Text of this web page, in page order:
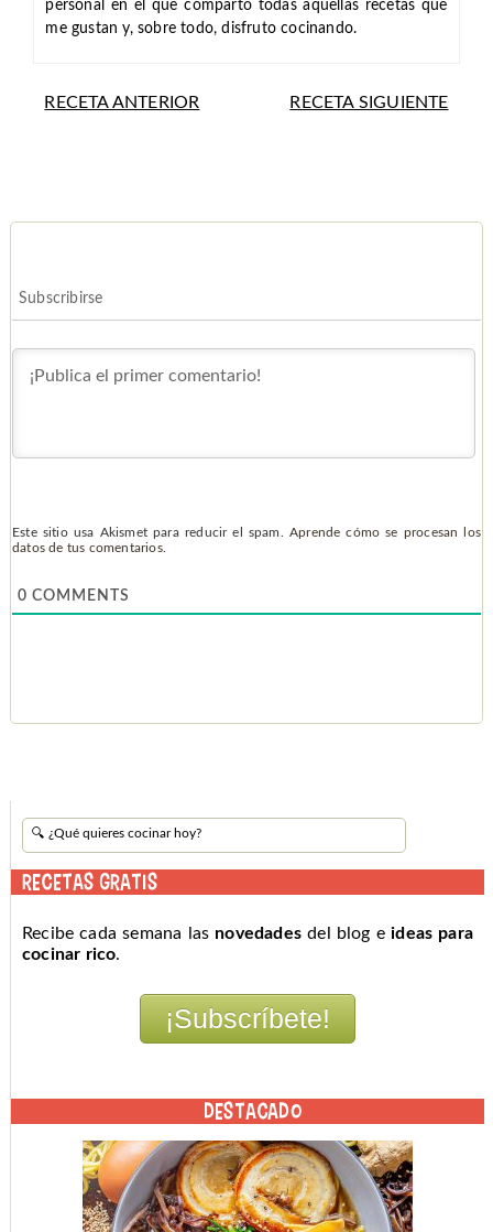
personal en el que comparto todas aquellas recetas que
me gustan y, sobre todo, disfruto cocinando.
RECETA ANTERIOR RECETA SIGUIENTE
Subscribirse
Este sitio usa Akismet para reducir el spam. Aprende cómo se procesan los
datos de tus comentarios.
0 COMMENTS
RECETAS GRATIS
Recibe cada semana las novedades del blog eideas para
cocinar rico.
DESTACADO